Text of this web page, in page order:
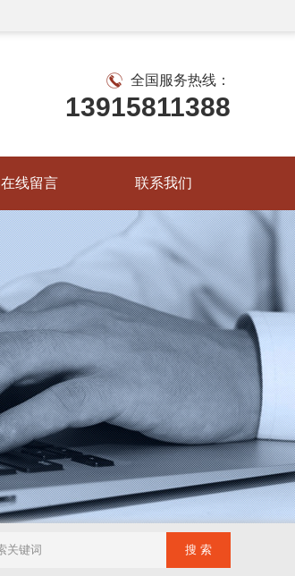
全国服务热线：
13915811388
在线留言 联系我们